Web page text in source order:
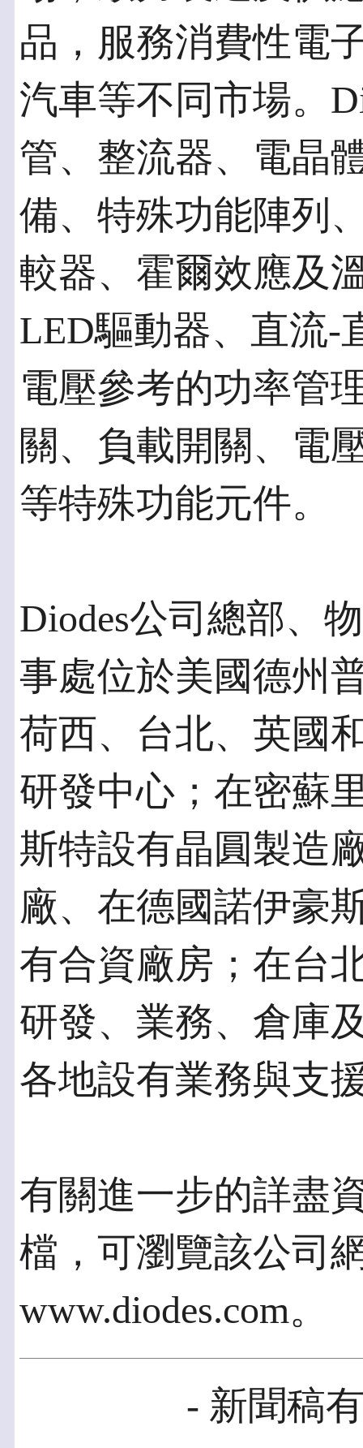
品，服務消費性電
汽車等不同市場。
管、整流器、電晶
備、特殊功能陣列
較器、霍爾效應及
LED驅動器、直流-
電壓參考的功率管
關、負載開關、電
等特殊功能元件。
Diodes公司總部、
事處位於美國德州
荷西、台北、英國
研發中心；在密蘇
斯特設有晶圓製造
廠、在德國諾伊豪
有合資廠房；在台
研發、業務、倉庫
各地設有業務與支
有關進一步的詳盡
檔，可瀏覽該公司
www.diodes.com。
- 新聞稿